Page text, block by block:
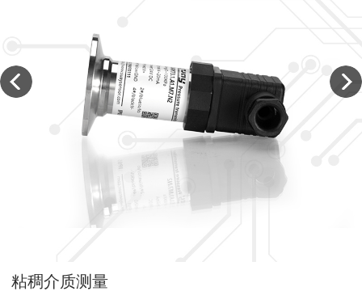
粘稠介质测量